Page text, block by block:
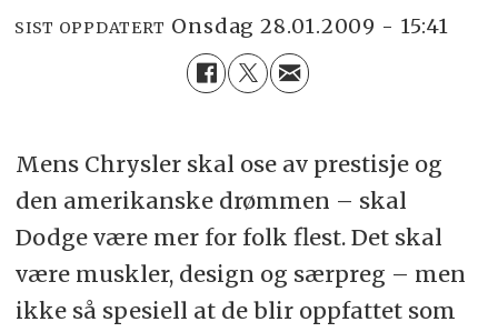
SIST OPPDATERT onsdag 28.01.2009 - 15:41
Mens Chrysler skal ose av prestisje og
den amerikanske drømmen – skal
Dodge være mer for folk flest. Det skal
være muskler, design og særpreg – men
ikke så spesiell at de blir oppfattet som